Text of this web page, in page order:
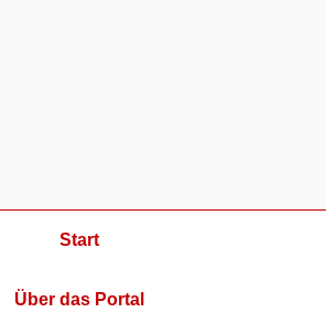
Start
Über das Portal